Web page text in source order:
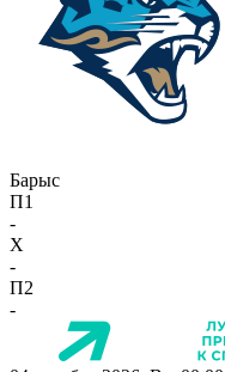
Барыс
П1
-
X
-
П2
-